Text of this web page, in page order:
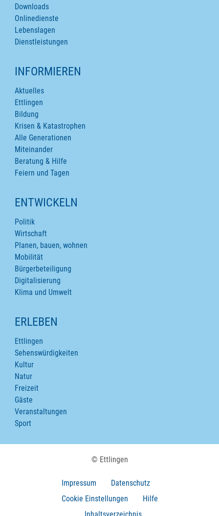
Downloads
Onlinedienste
Lebenslagen
Dienstleistungen
INFORMIEREN
Aktuelles
Ettlingen
Bildung
Krisen & Katastrophen
Alle Generationen
Miteinander
Beratung & Hilfe
Feiern und Tagen
ENTWICKELN
Politik
Wirtschaft
Planen, bauen, wohnen
Mobilität
Bürgerbeteiligung
Digitalisierung
Klima und Umwelt
ERLEBEN
Ettlingen
Sehenswürdigkeiten
Kultur
Natur
Freizeit
Gäste
Veranstaltungen
Sport
© Ettlingen
Impressum
Datenschutz
Cookie Einstellungen
Hilfe